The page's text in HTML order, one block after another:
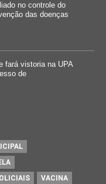
no controle do
das doenças
fará vistoria na UPA
de
VACINA